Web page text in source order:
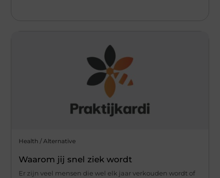
Health / Alternative
Waarom jij snel ziek wordt
Er zijn veel mensen die wel elk jaar verkouden wordt of